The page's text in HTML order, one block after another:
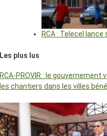
RCA : Telecel lance
Les plus lus
RCA-PROVIR : le gouvernement
les chantiers dans les villes